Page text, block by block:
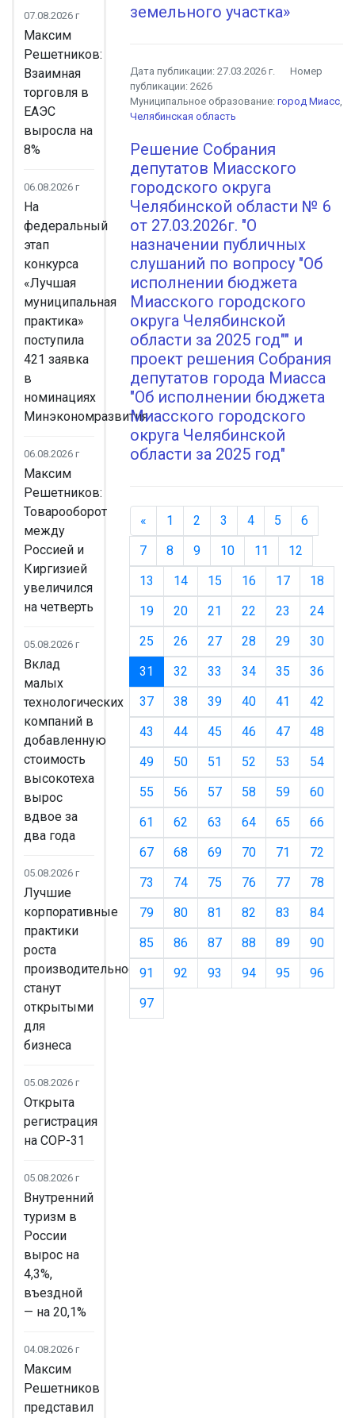
07.08.2026 г
Максим
Решетников:
Взаимная
торговля в
ЕАЭС
выросла на
8%
06.08.2026 г
На
федеральный
этап
конкурса
«Лучшая
муниципальная
практика»
поступила
421 заявка
в
номинациях
Минэкономразвития
06.08.2026 г
Максим
Решетников:
Товарооборот
между
Россией и
Киргизией
увеличился
на четверть
05.08.2026 г
Вклад
малых
технологических
компаний в
добавленную
стоимость
высокотеха
вырос
вдвое за
два года
05.08.2026 г
Лучшие
корпоративные
практики
роста
производительности
станут
открытыми
для
бизнеса
05.08.2026 г
Открыта
регистрация
на COP-31
05.08.2026 г
Внутренний
туризм в
России
вырос на
4,3%,
въездной
— на 20,1%
04.08.2026 г
Максим
Решетников
представил
земельного участка»
Дата публикации:27.03.2026 г.
Номер
публикации:2626
Муниципальное образование:город Миасс,
Челябинская область
Решение Собрания
депутатов Миасского
городского округа
Челябинской области № 6
от 27.03.2026г. "О
назначении публичных
слушаний по вопросу "Об
исполнении бюджета
Миасского городского
округа Челябинской
области за 2025 год"" и
проект решения Собрания
депутатов города Миасса
"Об исполнении бюджета
Миасского городского
округа Челябинской
области за 2025 год"
« Назад
1 2 3 4 5
6
7
8 9 10 11
12
13
14 15 16 17
18
19
20 21 22 23
24
25
26 27 28 29
30
31
(текущая)
32 33 34 35
36
37
38 39 40 41
42
43
44 45 46 47
48
49
50 51 52 53
54
55
56 57 58 59
60
61
62 63 64 65
66
67
68 69 70 71
72
73
74 75 76 77
78
79
80 81 82 83
84
85
86 87 88 89
90
91
92 93 94 95
96
97